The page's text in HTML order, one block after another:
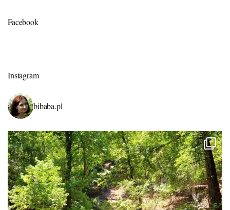
Facebook
Instagram
bibaba.pl